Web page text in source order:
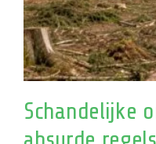
Schandelijke